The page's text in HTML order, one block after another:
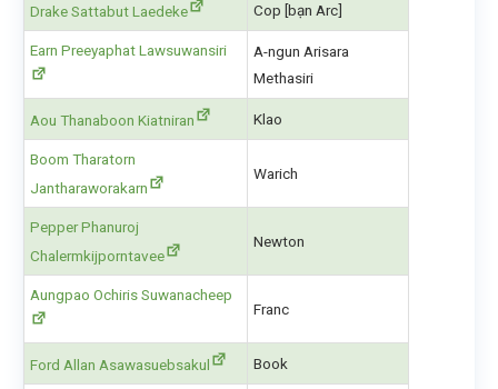
Drake Sattabut Laedeke Cop [bạn Arc]
Earn Preeyaphat Lawsuwansiri
A-ngun Arisara
Methasiri
Aou Thanaboon Kiatniran Klao
Boom Tharatorn
Jantharaworakarn
Warich
Pepper Phanuroj
Chalermkijporntavee
Newton
Aungpao Ochiris Suwanacheep
Franc
Ford Allan Asawasuebsakul Book